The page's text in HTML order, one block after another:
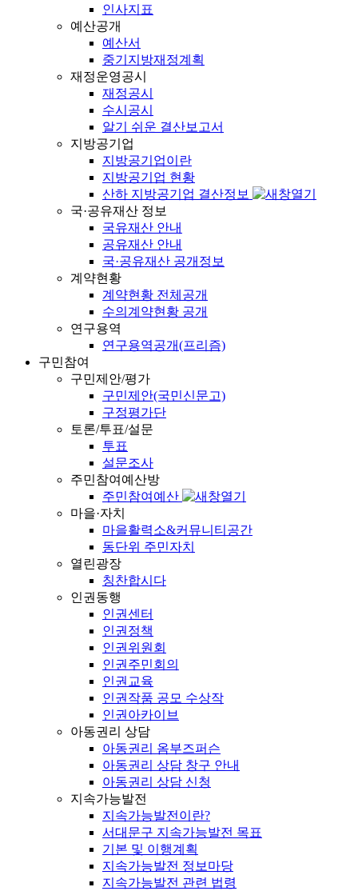
인사지표
예산공개
예산서
중기지방재정계획
재정운영공시
재정공시
수시공시
알기 쉬운 결산보고서
지방공기업
지방공기업이란
지방공기업 현황
산하 지방공기업 결산정보
국·공유재산 정보
국유재산 안내
공유재산 안내
국·공유재산 공개정보
계약현황
계약현황 전체공개
수의계약현황 공개
연구용역
연구용역공개(프리즘)
구민참여
구민제안/평가
구민제안(국민신문고)
구정평가단
토론/투표/설문
투표
설문조사
주민참여예산방
주민참여예산
마을·자치
마을활력소&커뮤니티공간
동단위 주민자치
열린광장
칭찬합시다
인권동행
인권센터
인권정책
인권위원회
인권주민회의
인권교육
인권작품 공모 수상작
인권아카이브
아동권리 상담
아동권리 옴부즈퍼슨
아동권리 상담 창구 안내
아동권리 상담 신청
지속가능발전
지속가능발전이란?
서대문구 지속가능발전 목표
기본 및 이행계획
지속가능발전 정보마당
지속가능발전 관련 법령